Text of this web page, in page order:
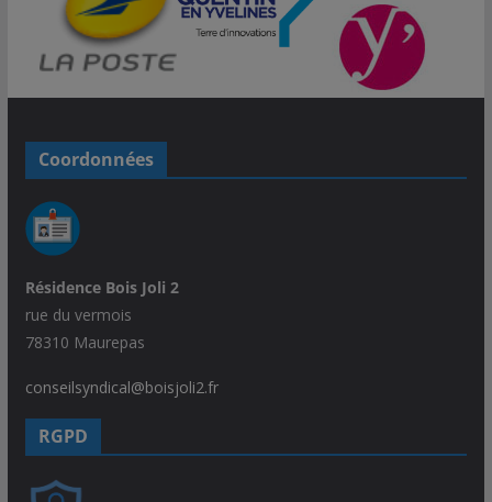
Coordonnées
Résidence Bois Joli 2
rue du vermois
78310 Maurepas
conseilsyndical@boisjoli2.fr
RGPD